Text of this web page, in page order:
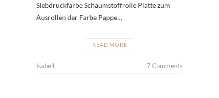
Siebdruckfarbe Schaumstoffrolle Platte zum
Ausrollen der Farbe Pappe…
READ MORE
Isabell 7 Comments